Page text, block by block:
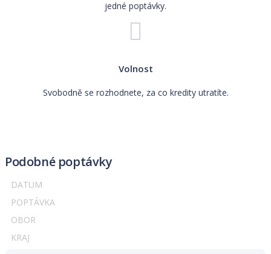
jedné poptávky.
Volnost
Svobodně se rozhodnete, za co kredity utratíte.
Podobné poptávky
DATUM
POPTÁVKA
OBOR
KRAJ